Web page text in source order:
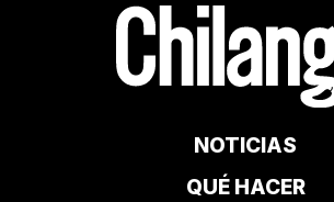
NOTICIAS
QUÉ HACER